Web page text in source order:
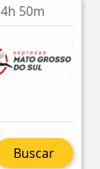
4h 50m
Buscar